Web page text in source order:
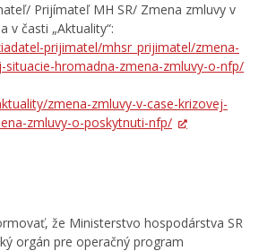
Prijímateľ MH SR/ Zmena zmluvy v
v časti „Aktuality“:
prijimatel/mhsr_prijimatel/zmena-
situacie-hromadna-zmena-zmluvy-o-nfp/
zmena-zmluvy-v-case-krizovej-
zmluvy-o-poskytnuti-nfp/
že Ministerstvo hospodárstva SR
orgán pre operačný program